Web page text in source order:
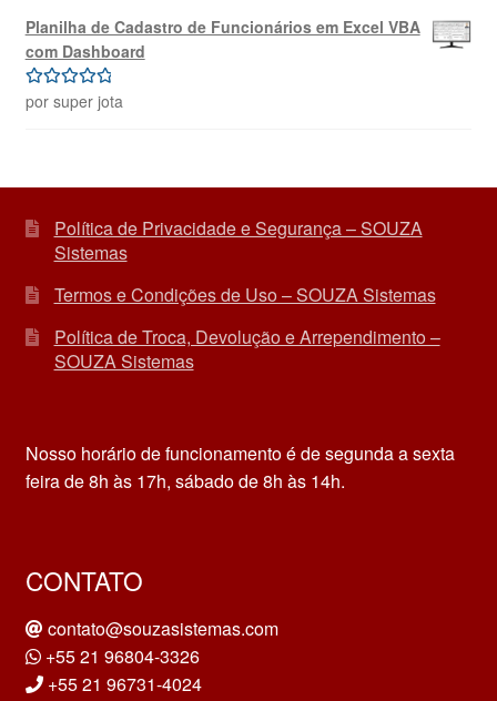
Planilha de Cadastro de Funcionários em Excel VBA
com Dashboard
Avaliação5
por super jota
Política de Privacidade e Segurança – SOUZA
Sistemas
Termos e Condições de Uso – SOUZA Sistemas
Política de Troca, Devolução e Arrependimento –
SOUZA Sistemas
Nosso horário de funcionamento é de segunda a sexta
feira de 8h às 17h, sábado de 8h às 14h.
CONTATO
contato@souzasistemas.com
+55 21 96804-3326
+55 21 96731-4024